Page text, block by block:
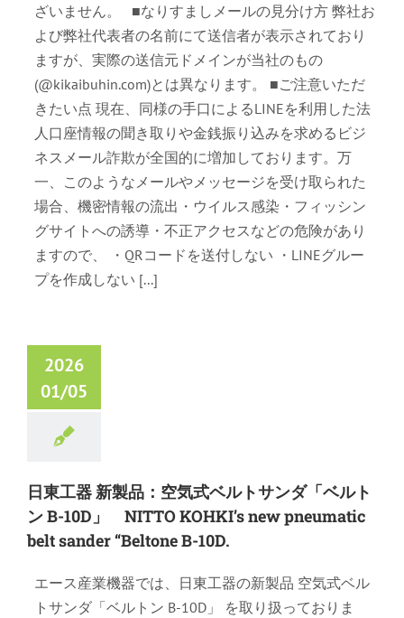
ざいません。 ■なりすましメールの見分け方 弊社お
よび弊社代表者の名前にて送信者が表示されており
ますが、実際の送信元ドメインが当社のもの
(@kikaibuhin.com)とは異なります。 ■ご注意いただ
きたい点 現在、同様の手口によるLINEを利用した法
人口座情報の聞き取りや金銭振り込みを求めるビジ
ネスメール詐欺が全国的に増加しております。万
一、このようなメールやメッセージを受け取られた
場合、機密情報の流出・ウイルス感染・フィッシン
グサイトへの誘導・不正アクセスなどの危険があり
ますので、 ・QRコードを送付しない ・LINEグルー
プを作成しない [...]
2026
01/05
日東工器 新製品：空気式ベルトサンダ「ベルト
ン B-10D」 NITTO KOHKI’s new pneumatic
belt sander “Beltone B-10D.
エース産業機器では、日東工器の新製品 空気式ベル
トサンダ「ベルトン B-10D」 を取り扱っておりま